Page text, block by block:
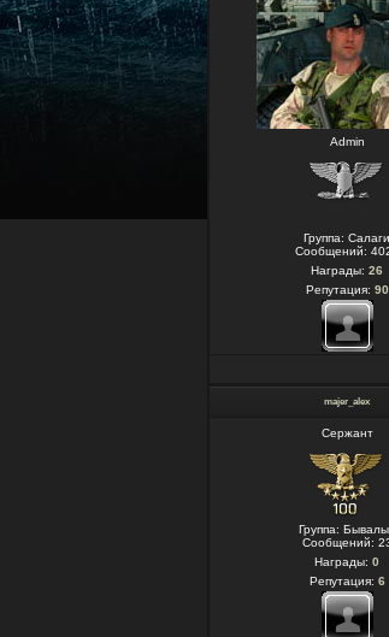
Admin
Группа: Салаги
Сообщений:
Награды: 26
Репутация: 90
majer_alex
Сержант
Группа:
Сообщений:
Награды: 0
Репутация: 6